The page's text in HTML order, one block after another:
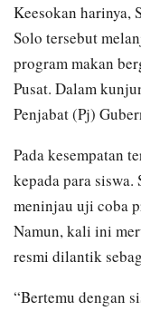
Keesokan harinya,
Solo tersebut
program makan
Pusat. Dalam
Penjabat (Pj)
Pada kesempatan
kepada para
meninjau uji coba
Namun, kali ini
resmi dilantik
“Bertemu dengan